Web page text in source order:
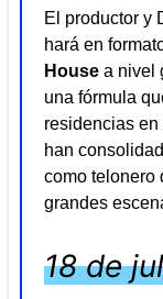
El productor y
hará en
House a nivel
una fórmula
residencias
han
como telonero
grandes
18 de